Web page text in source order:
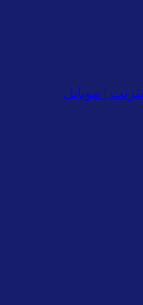
| موبایل